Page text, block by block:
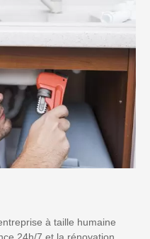
à taille humaine